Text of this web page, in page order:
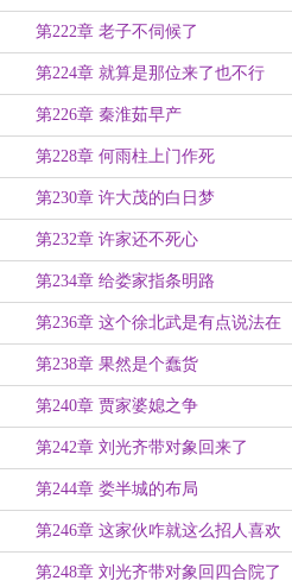
第222章 老子不伺候了
第224章 就算是那位来了也不行
第226章 秦淮茹早产
第228章 何雨柱上门作死
第230章 许大茂的白日梦
第232章 许家还不死心
第234章 给娄家指条明路
第236章 这个徐北武是有点说法在
身上
第238章 果然是个蠢货
第240章 贾家婆媳之争
第242章 刘光齐带对象回来了
第244章 娄半城的布局
第246章 这家伙咋就这么招人喜欢
第248章 刘光齐带对象回四合院了